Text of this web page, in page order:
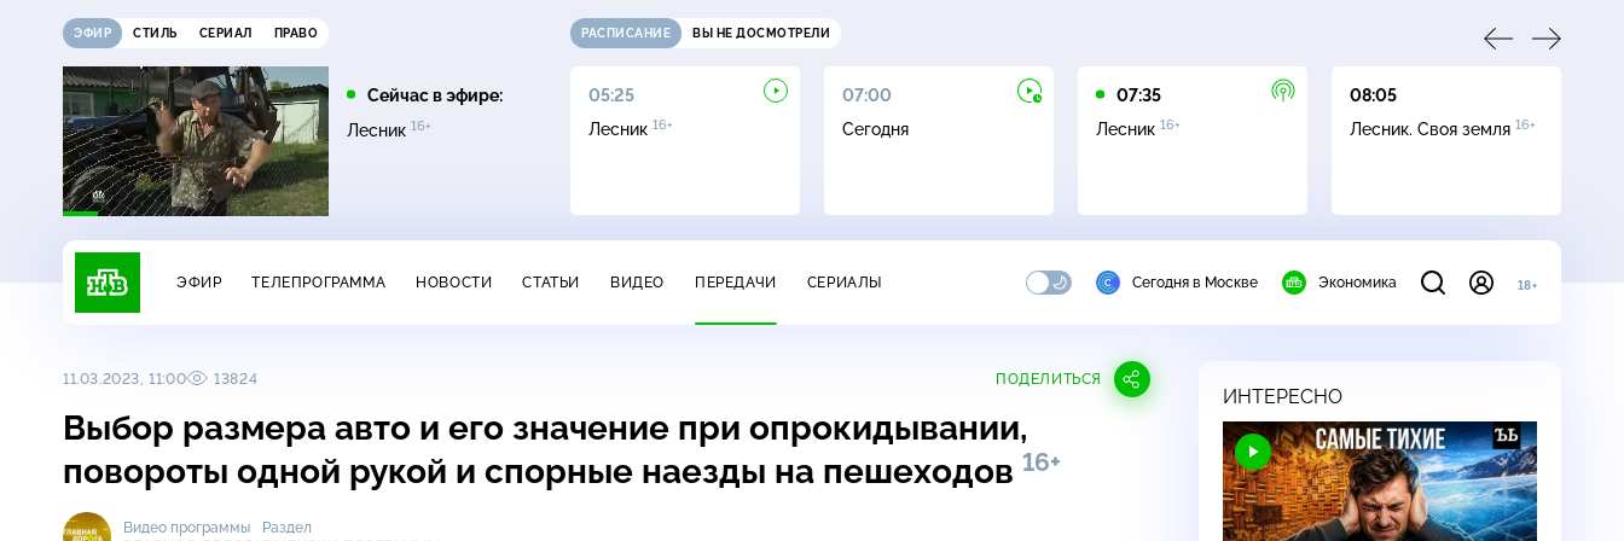
ЭФИР СТИЛЬ СЕРИАЛ ПРАВО
Сейчас в эфире:
Лесник 16+
РАСПИСАНИЕ ВЫ НЕ ДОСМОТРЕЛИ
03:30
Утро. Самое лучшее16+
05:00
Сегодня
05:25
Лесник 16+
07:00
Сегодня
07:35
Лесник 16+
08:05
Лесник. Своя земля 16+
ЭФИР ТЕЛЕПРОГРАММА НОВОСТИ СТАТЬИ ВИДЕО ПЕРЕДАЧИ СЕРИАЛЫ Сегодня в Москве Экономика 18+
11.03.2023, 11:00 13824 ПОДЕЛИТЬСЯ
Выбор размера авто и его значение при опрокидывании,
повороты одной рукой и спорные наезды на пешеходов 16+
Видео программы
Раздел
ИНТЕРЕСНО